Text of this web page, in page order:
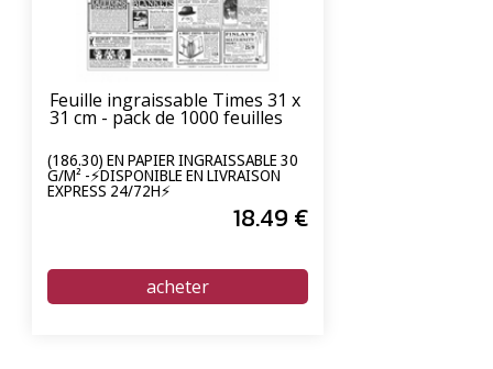
Feuille ingraissable Times 31 x
31 cm - pack de 1000 feuilles
(186.30) EN PAPIER INGRAISSABLE 30
G/M² -⚡DISPONIBLE EN LIVRAISON
EXPRESS 24/72H⚡
18.49 €